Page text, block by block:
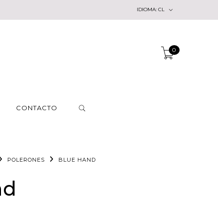
IDIOMA: CL
0
CONTACTO
POLERONES BLUE HAND